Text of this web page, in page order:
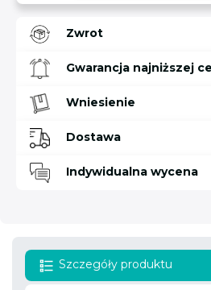
Zwrot
Gwarancja najniższej
Wniesienie
Dostawa
Indywidualna wycena
Szczegóły produktu